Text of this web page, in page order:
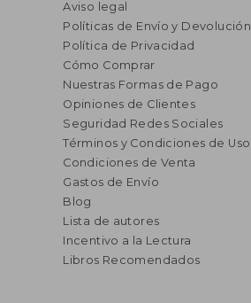
Aviso legal
Políticas de Envío y Devolución
Política de Privacidad
Cómo Comprar
Nuestras Formas de Pago
Opiniones de Clientes
Seguridad Redes Sociales
Términos y Condiciones de Uso
Condiciones de Venta
Gastos de Envío
Blog
Lista de autores
Incentivo a la Lectura
Libros Recomendados